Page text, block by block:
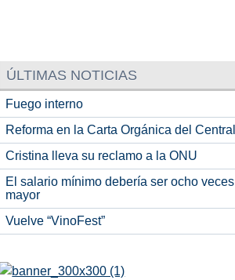
ÚLTIMAS NOTICIAS
Fuego interno
Reforma en la Carta Orgánica del Central
Cristina lleva su reclamo a la ONU
El salario mínimo debería ser ocho veces
mayor
Vuelve “VinoFest”